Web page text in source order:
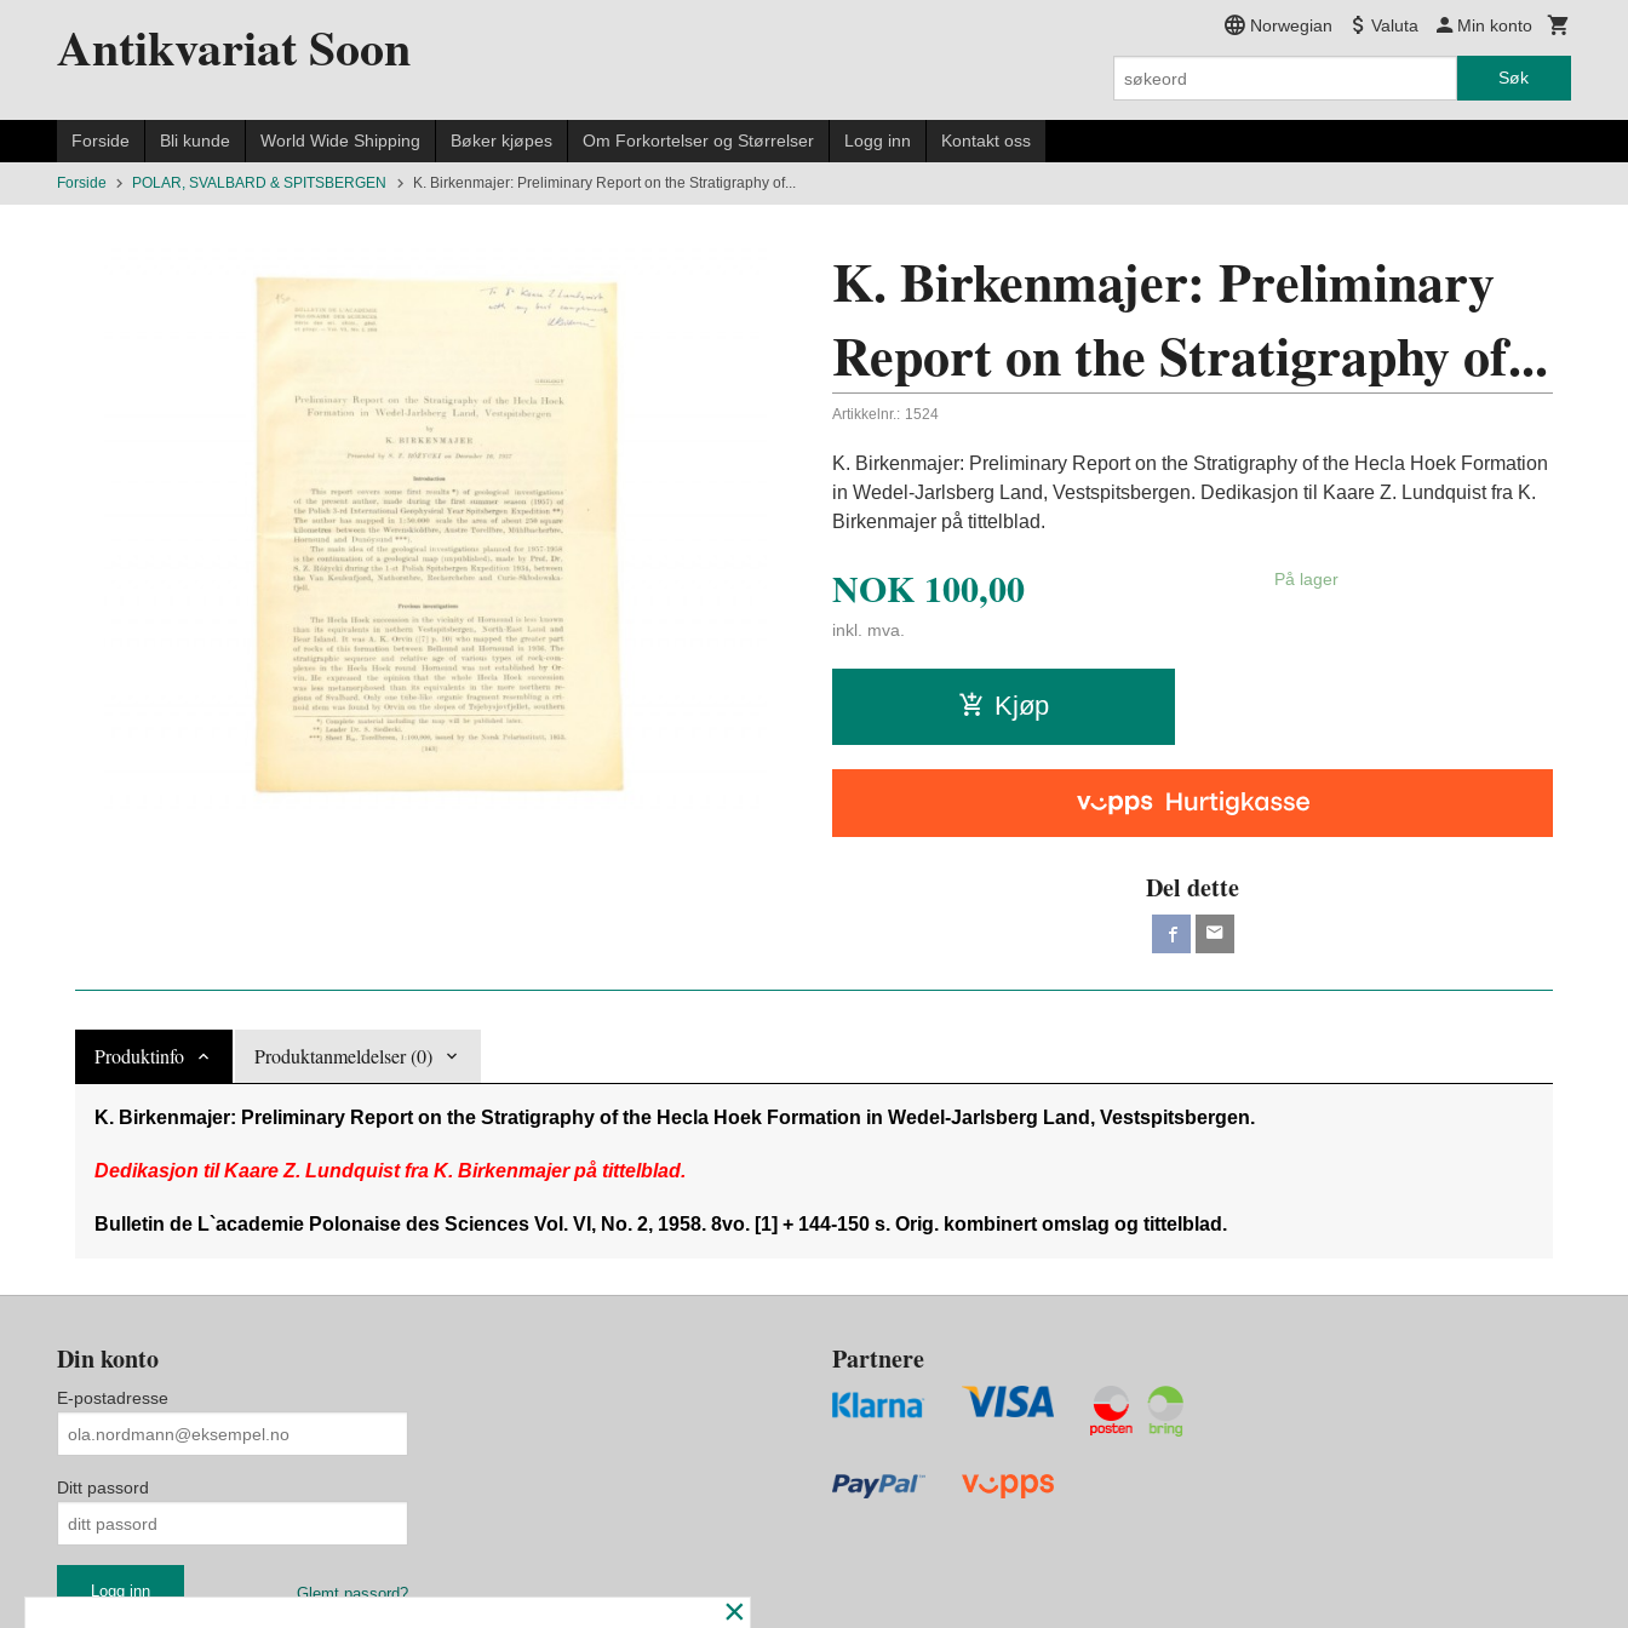
innholdetAntikvariat Soon Norwegian Valuta Min konto
Søk
Forside Bli kunde World Wide Shipping Bøker kjøpes Om Forkortelser og Størrelser Logg inn Kontakt oss
Forside POLAR, SVALBARD & SPITSBERGEN K. Birkenmajer: Preliminary Report on the Stratigraphy of...
K. Birkenmajer: Preliminary
Report on the Stratigraphy of...
Artikkelnr.: 1524
K. Birkenmajer: Preliminary Report on the Stratigraphy of the Hecla Hoek Formation
in Wedel-Jarlsberg Land, Vestspitsbergen. Dedikasjon til Kaare Z. Lundquist fra K.
Birkenmajer på tittelblad.
NOK 100,00
inkl. mva.
På lager
Kjøp
Del dette
Produktinfo Produktanmeldelser (0)
K. Birkenmajer: Preliminary Report on the Stratigraphy of the Hecla Hoek Formation in Wedel-Jarlsberg Land, Vestspitsbergen.
Dedikasjon til Kaare Z. Lundquist fra K. Birkenmajer på tittelblad.
Bulletin de L`academie Polonaise des Sciences Vol. VI, No. 2, 1958. 8vo. [1] + 144-150 s. Orig. kombinert omslag og tittelblad.
Din konto
E-postadresse
Ditt passord
Glemt passord?
Partnere
×